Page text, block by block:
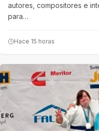
autores, compositores e
para…
Hace 15 horas